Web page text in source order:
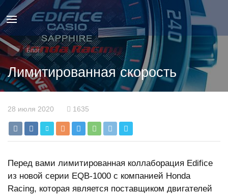
Блог
Лимитированная скорость
28 июля 2020 1635
Перед вами лимитированная коллаборация Edifice
из новой серии EQB-1000 с компанией Honda
Racing, которая является поставщиком двигателей